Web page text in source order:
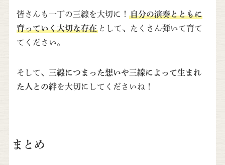
皆さんも一丁の三線を大切に！ 自分の演奏とともに
育っていく大切な存在として、たくさん弾いて育て
てください。
そして、 三線につまった想いや三線によって生まれ
た人との絆を大切にしてくださいね！
まとめ